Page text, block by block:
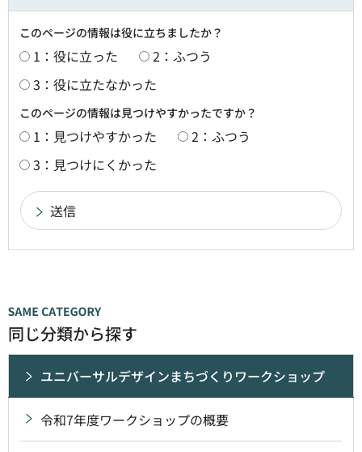
このページの情報は役に立ちましたか？
1：役に立った
2：ふつう
3：役に立たなかった
このページの情報は見つけやすかったですか？
1：見つけやすかった
2：ふつう
3：見つけにくかった
同じ分類から探す
ユニバーサルデザインまちづくりワークショップ
令和7年度ワークショップの概要